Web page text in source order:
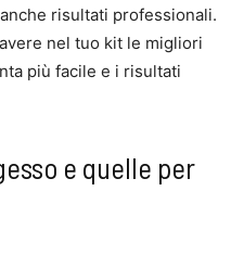
risultati professionali.
nel tuo kit le migliori
più facile e i risultati
e quelle per